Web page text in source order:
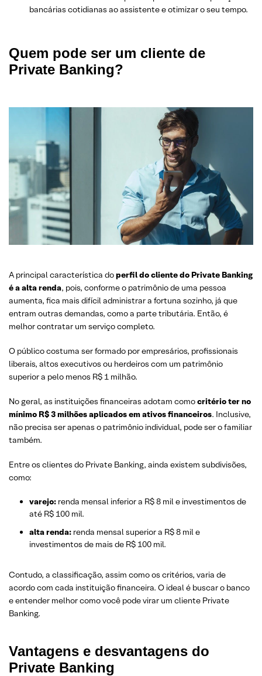
bancárias cotidianas ao assistente e otimizar o seu tempo.
Quem pode ser um cliente de
Private Banking?
A principal característica doperfil do cliente do Private Banking
é a alta renda, pois, conforme o patrimônio de uma pessoa
aumenta, fica mais difícil administrar a fortuna sozinho, já que
entram outras demandas, como a parte tributária. Então, é
melhor contratar um serviço completo.
O público costuma ser formado por empresários, profissionais
liberais, altos executivos ou herdeiros com um patrimônio
superior a pelo menos R$ 1 milhão.
No geral, as instituições financeiras adotam comocritério ter no
mínimo R$ 3 milhões aplicados em ativos financeiros. Inclusive,
não precisa ser apenas o patrimônio individual, pode ser o familiar
também.
Entre os clientes do Private Banking, ainda existem subdivisões,
como:
varejo: renda mensal inferior a R$ 8 mil e investimentos de
até R$ 100 mil.
alta renda: renda mensal superior a R$ 8 mil e
investimentos de mais de R$ 100 mil.
Contudo, a classificação, assim como os critérios, varia de
acordo com cada instituição financeira. O ideal é buscar o banco
e entender melhor como você pode virar um cliente Private
Banking.
Vantagens e desvantagens do
Private Banking